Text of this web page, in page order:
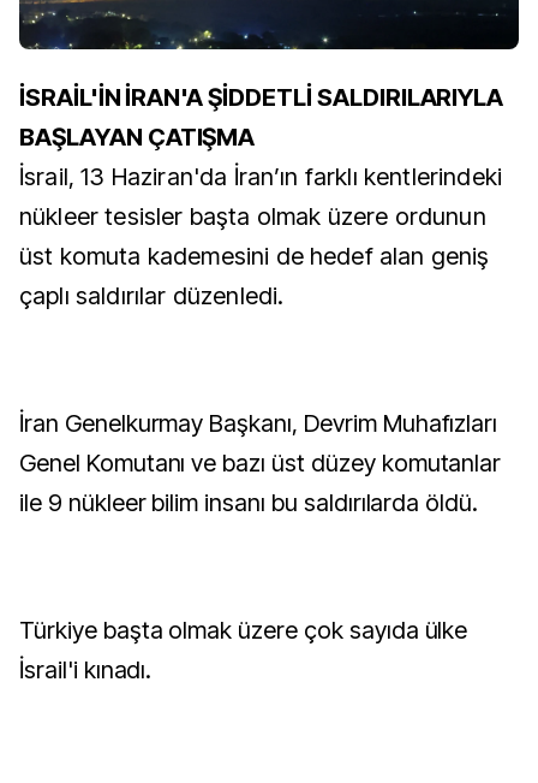
⁠⁠⁠İSRAİL'İN İRAN'A ŞİDDETLİ SALDIRILARIYLA
BAŞLAYAN ÇATIŞMA
İsrail, 13 Haziran'da İran’ın farklı kentlerindeki
nükleer tesisler başta olmak üzere ordunun
üst komuta kademesini de hedef alan geniş
çaplı saldırılar düzenledi.
İran Genelkurmay Başkanı, Devrim Muhafızları
Genel Komutanı ve bazı üst düzey komutanlar
ile 9 nükleer bilim insanı bu saldırılarda öldü.
Türkiye başta olmak üzere çok sayıda ülke
İsrail'i kınadı.